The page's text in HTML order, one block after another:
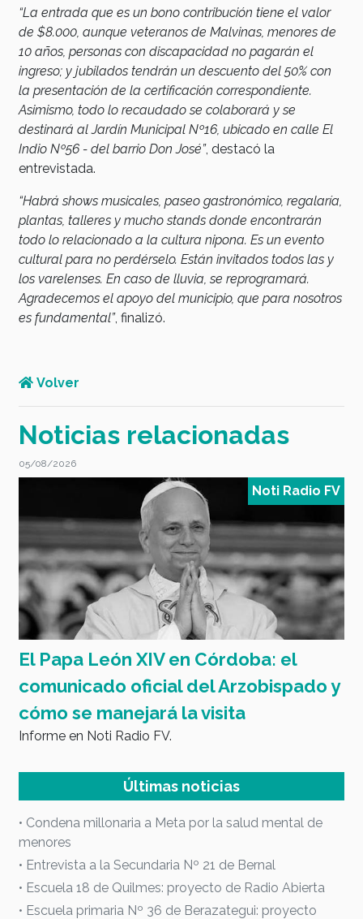
“La entrada que es un bono contribución tiene el valor
de $8.000, aunque veteranos de Malvinas, menores de
10 años, personas con discapacidad no pagarán el
ingreso; y jubilados tendrán un descuento del 50% con
la presentación de la certificación correspondiente.
Asimismo, todo lo recaudado se colaborará y se
destinará al Jardín Municipal Nº16, ubicado en calle El
Indio Nº56 - del barrio Don José”, destacó la
entrevistada.
“Habrá shows musicales, paseo gastronómico, regalaría,
plantas, talleres y mucho stands donde encontrarán
todo lo relacionado a la cultura nipona. Es un evento
cultural para no perdérselo. Están invitados todos las y
los varelenses. En caso de lluvia, se reprogramará.
Agradecemos el apoyo del municipio, que para nosotros
es fundamental”, finalizó.
Volver
Noticias relacionadas
05/08/2026
Noti Radio FV
El Papa León XIV en Córdoba: el
comunicado oficial del Arzobispado y
cómo se manejará la visita
Informe en Noti Radio FV.
Últimas noticias
• Condena millonaria a Meta por la salud mental de
menores
• Entrevista a la Secundaria Nº 21 de Bernal
• Escuela 18 de Quilmes: proyecto de Radio Abierta
• Escuela primaria Nº 36 de Berazategui: proyecto